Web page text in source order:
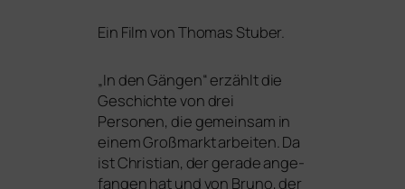
Ein Film von Thomas Stuber.
„In den Gängen“ erzählt die
Geschichte von drei
Personen, die gemein­sam in
einem Großmarkt arbei­ten. Da
ist Christian, der gera­de ange­
fan­gen hat und von Bruno, der